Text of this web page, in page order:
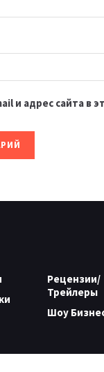
и адрес сайта в
Рецензии/
Трейлеры
Шоу